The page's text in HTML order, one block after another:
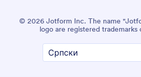
© 2026 Jotform Inc. The name
logo are registered